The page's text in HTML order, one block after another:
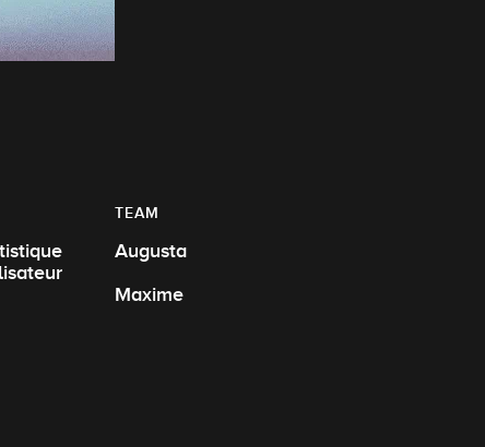
2D, Réalisateur
TEAM
Augusta
Maxime